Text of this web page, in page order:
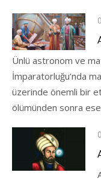
Ünlü astronom ve
İmparatorluğu’nda
üzerinde önemli bir
ölümünden sonra